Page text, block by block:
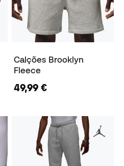
Calções Brooklyn
Fleece
49,99 €